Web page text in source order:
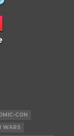
CON
WARS